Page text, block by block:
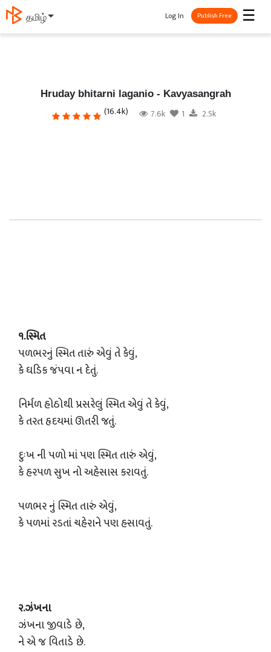
தமிழ் ☰
Log In Publish Free
Hruday bhitarni laganio - Kavyasangrah
(16.4k) 7.6k 1 2.5k
૧.સ્મિત
પળભરનું સ્મિત તારું એવું તે કેવું,
કે ઘડિક જંપવા ન દેતું.
નિર્મળ હોઠોથી પ્રસરેલું સ્મિત એવું તે કેવું,
કે તરત હૃદયમાં ઊતરી જતું.
દુઃખ ની પળો માં પણ સ્મિત તારું એવું,
કે હરપળ સુખ નો અહેસાસ કરાવતું.
પળભર નું સ્મિત તારું એવું,
કે પળમાં રડતાં ચહેરાને પણ હસાવતું.
૨.ઝંખના
ઝંખના જીવાડે છે,
ને એ જ વિતાડે છે.